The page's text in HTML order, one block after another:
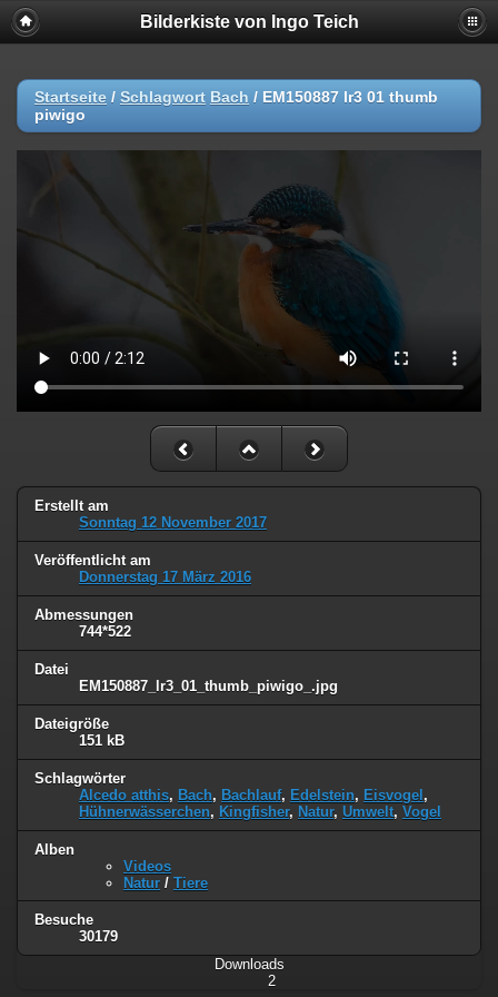
Bilderkiste von Ingo Teich
Startseite / Schlagwort Bach / EM150887 lr3 01 thumb
piwigo
Erstellt am
Sonntag 12 November 2017
Veröffentlicht am
Donnerstag 17 März 2016
Abmessungen
744*522
Datei
EM150887_lr3_01_thumb_piwigo_.jpg
Dateigröße
151 kB
Schlagwörter
Alcedo atthis, Bach, Bachlauf, Edelstein, Eisvogel,
Hühnerwässerchen, Kingfisher, Natur, Umwelt, Vogel
Alben
Videos
Natur / Tiere
Besuche
30179
Downloads
2